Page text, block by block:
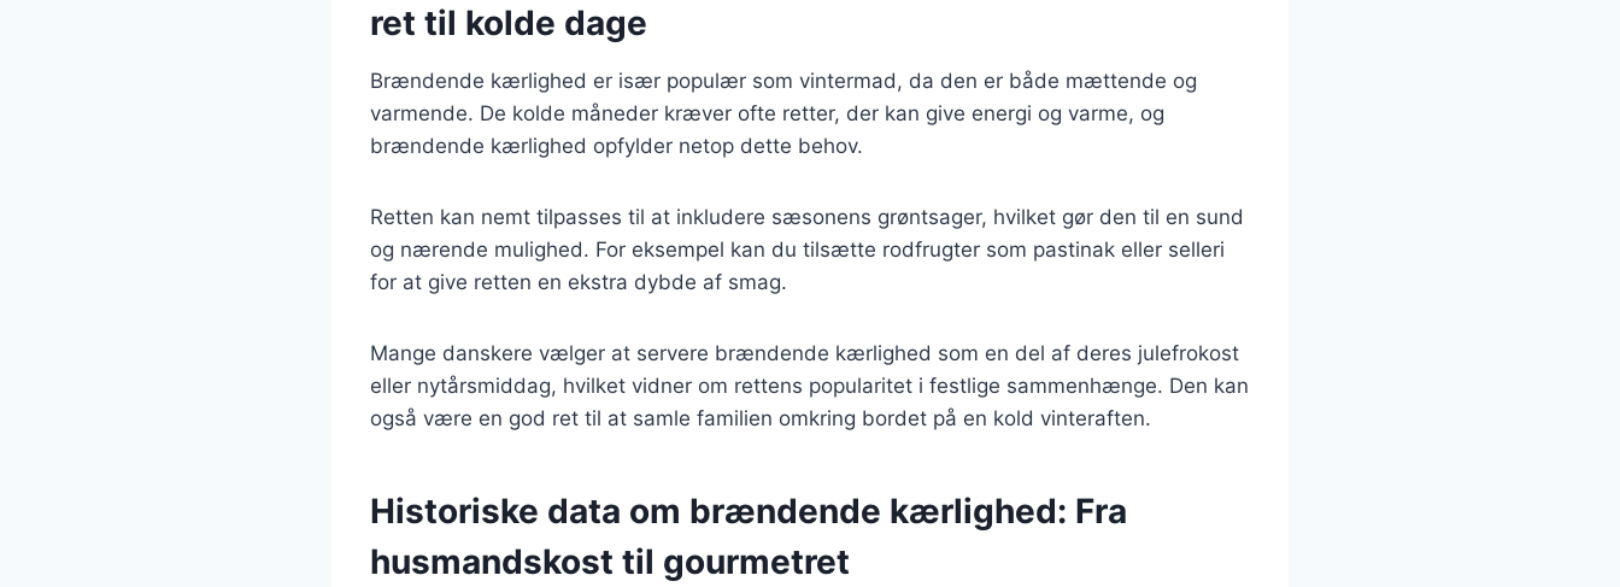
ret til kolde dage
Brændende kærlighed er især populær som vintermad, da den er både mættende og
varmende. De kolde måneder kræver ofte retter, der kan give energi og varme, og
brændende kærlighed opfylder netop dette behov.
Retten kan nemt tilpasses til at inkludere sæsonens grøntsager, hvilket gør den til en sund
og nærende mulighed. For eksempel kan du tilsætte rodfrugter som pastinak eller selleri
for at give retten en ekstra dybde af smag.
Mange danskere vælger at servere brændende kærlighed som en del af deres julefrokost
eller nytårsmiddag, hvilket vidner om rettens popularitet i festlige sammenhænge. Den kan
også være en god ret til at samle familien omkring bordet på en kold vinteraften.
Historiske data om brændende kærlighed: Fra
husmandskost til gourmetret